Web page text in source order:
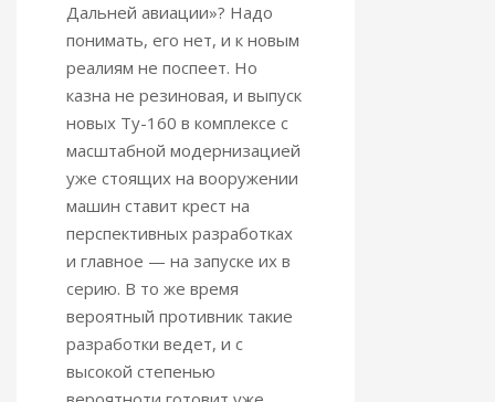
Дальней авиации»? Надо
понимать, его нет, и к новым
реалиям не поспеет. Но
казна не резиновая, и выпуск
новых Ту-160 в комплексе с
масштабной модернизацией
уже стоящих на вооружении
машин ставит крест на
перспективных разработках
и главное — на запуске их в
серию. В то же время
вероятный противник такие
разработки ведет, и с
высокой степенью